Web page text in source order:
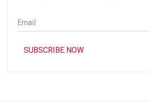
Email
*
SUBSCRIBE NOW